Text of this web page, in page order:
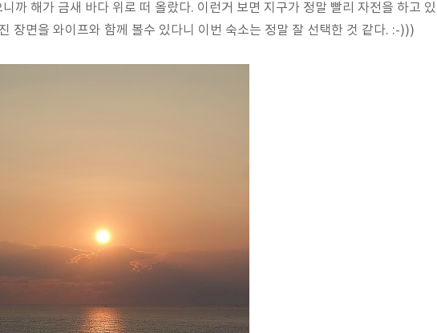
까 해가 금새 바다 위로 떠 올랐다. 이런거 보면 지구가 정말 빨리 자전을 하고
장면을 와이프와 함께 볼수 있다니 이번 숙소는 정말 잘 선택한 것 같다. :-)))